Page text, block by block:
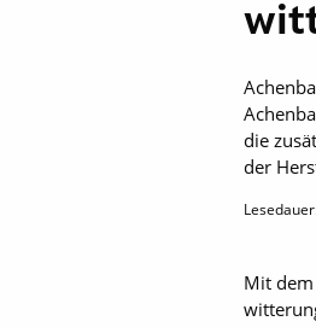
die
der
Mit